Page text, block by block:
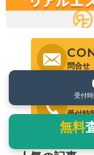
問合せ
受付時
受付
無料